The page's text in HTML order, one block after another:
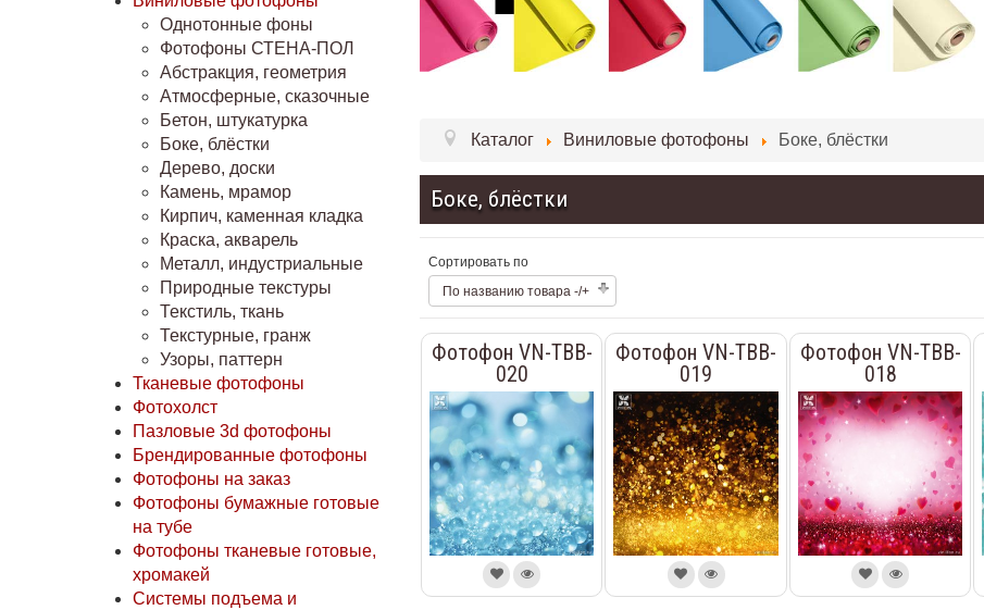
Однотонные фоны
Фотофоны СТЕНА-ПОЛ
Абстракция, геометрия
Атмосферные, сказочные
Бетон, штукатурка
Боке, блёстки
Дерево, доски
Камень, мрамор
Кирпич, каменная кладка
Краска, акварель
Металл, индустриальные
Природные текстуры
Текстиль, ткань
Текстурные, гранж
Узоры, паттерн
Тканевые фотофоны
Фотохолст
Пазловые 3d фотофоны
Брендированные фотофоны
Фотофоны на заказ
Фотофоны бумажные готовые
на тубе
Фотофоны тканевые готовые,
хромакей
Системы подъема и
Каталог Виниловые фотофоны Боке, блёстки
Боке, блёстки
Сортировать по
По названию товара -/+
Фотофон VN-TBB-
020
Фотофон VN-TBB-
019
Фотофон VN-TBB-
018